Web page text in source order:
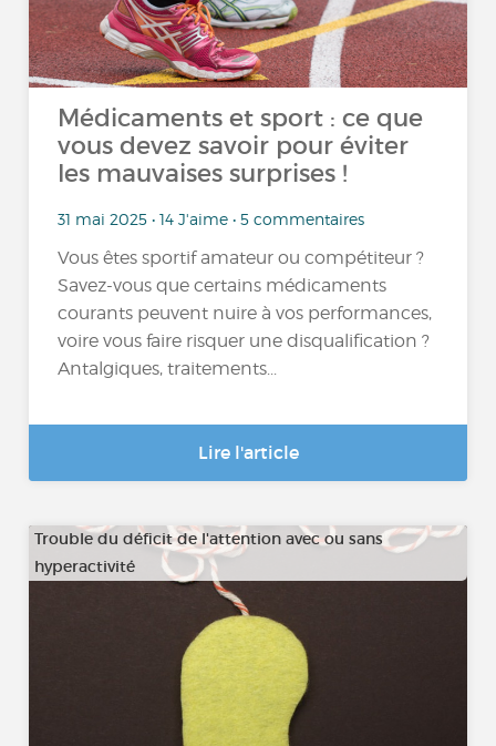
Médicaments et sport : ce que
vous devez savoir pour éviter
les mauvaises surprises !
31 mai 2025 • 14 J'aime • 5 commentaires
Vous êtes sportif amateur ou compétiteur ?
Savez-vous que certains médicaments
courants peuvent nuire à vos performances,
voire vous faire risquer une disqualification ?
Antalgiques, traitements...
Lire l'article
Trouble du déficit de l'attention avec ou sans
hyperactivité